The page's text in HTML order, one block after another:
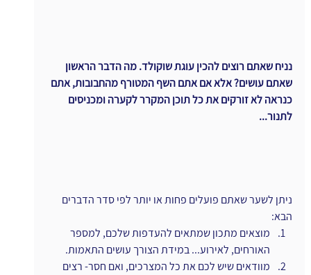
נניח שאתם רוצים להכין עוגת שוקולד. מה הדבר הראשון
שאתם עושים? אלא אם אתם השף המטורף מהחבובות, אתם
כנראה לא זורקים את כל תוכן המקרר לקערה ומכניסים
לתנור...
ניתן לשער שאתם פועלים פחות או יותר לפי סדר הדברים
הבא:
מוצאים מתכון שמתאים להעדפות שלכם, למספר
האורחים, לאירוע... במידת הצורך עושים התאמות.
מוודאים שיש לכם את כל המצרכים, ואם חסר- רצים